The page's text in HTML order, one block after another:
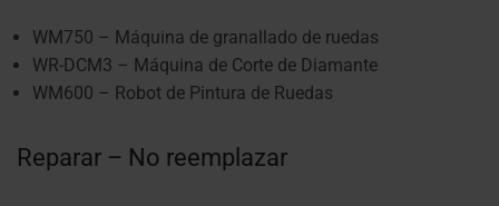
WM750 – Máquina de granallado de ruedas
WR-DCM3 – Máquina de Corte de Diamante
WM600 – Robot de Pintura de Ruedas
Reparar – No reemplazar